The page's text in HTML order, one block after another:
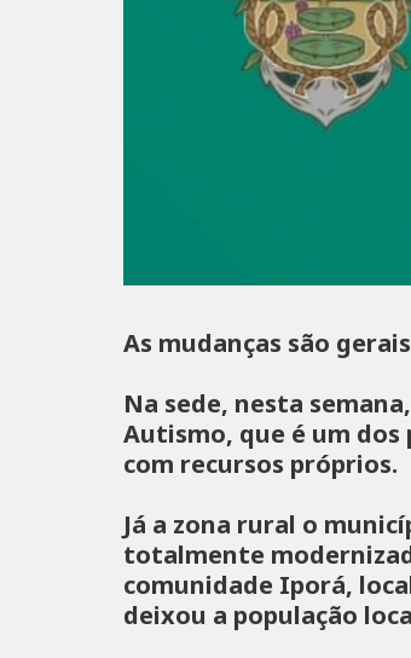
As mudanças são
Na sede, nesta
Autismo, que é um
com recursos próprios.
Já a zona rural o
totalmente
comunidade Iporá,
deixou a população